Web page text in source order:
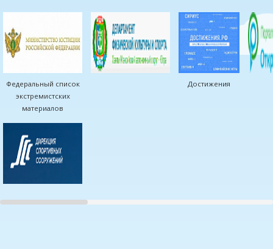
Федеральный список
экстремистских
материалов
Достижения